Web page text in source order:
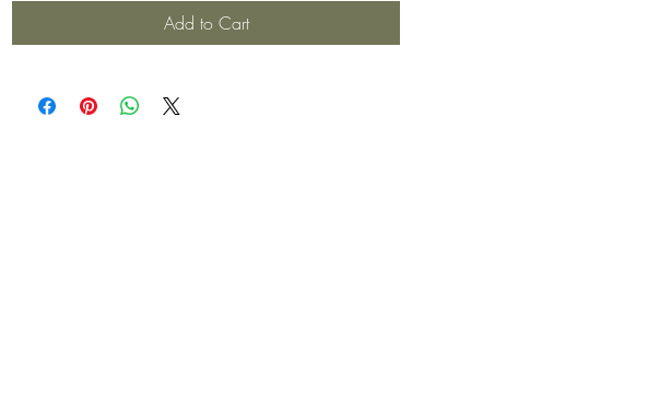
Add to Cart